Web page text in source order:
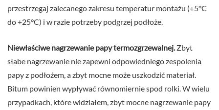
przestrzegaj zalecanego zakresu temperatur montażu (+5°C
do +25°C) i w razie potrzeby podgrzej podłoże.
Niewłaściwe nagrzewanie papy termozgrzewalnej.Zbyt
słabe nagrzewanie nie zapewni odpowiedniego zespolenia
papy z podłożem, a zbyt mocne może uszkodzić materiał.
Bitum powinien wypływać równomiernie spod rolki. W wielu
przypadkach, które widziałem, zbyt mocne nagrzewanie papy